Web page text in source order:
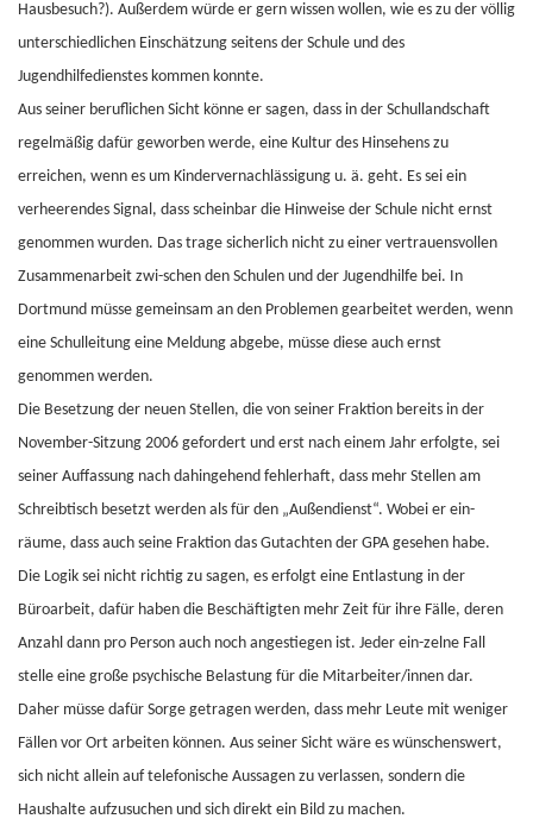
Hausbesuch?). Außerdem würde er gern wissen wollen, wie es zu der völlig
unterschiedlichen Einschätzung seitens der Schule und des
Jugendhilfedienstes kommen konnte.
Aus seiner beruflichen Sicht könne er sagen, dass in der Schullandschaft
regelmäßig dafür geworben werde, eine Kultur des Hinsehens zu
erreichen, wenn es um Kindervernachlässigung u. ä. geht. Es sei ein
verheerendes Signal, dass scheinbar die Hinweise der Schule nicht ernst
genommen wurden. Das trage sicherlich nicht zu einer vertrauensvollen
Zusammenarbeit zwi-schen den Schulen und der Jugendhilfe bei. In
Dortmund müsse gemeinsam an den Problemen gearbeitet werden, wenn
eine Schulleitung eine Meldung abgebe, müsse diese auch ernst
genommen werden.
Die Besetzung der neuen Stellen, die von seiner Fraktion bereits in der
November-Sitzung 2006 gefordert und erst nach einem Jahr erfolgte, sei
seiner Auffassung nach dahingehend fehlerhaft, dass mehr Stellen am
Schreibtisch besetzt werden als für den „Außendienst“. Wobei er ein-
räume, dass auch seine Fraktion das Gutachten der GPA gesehen habe.
Die Logik sei nicht richtig zu sagen, es erfolgt eine Entlastung in der
Büroarbeit, dafür haben die Beschäftigten mehr Zeit für ihre Fälle, deren
Anzahl dann pro Person auch noch angestiegen ist. Jeder ein-zelne Fall
stelle eine große psychische Belastung für die Mitarbeiter/innen dar.
Daher müsse dafür Sorge getragen werden, dass mehr Leute mit weniger
Fällen vor Ort arbeiten können. Aus seiner Sicht wäre es wünschenswert,
sich nicht allein auf telefonische Aussagen zu verlassen, sondern die
Haushalte aufzusuchen und sich direkt ein Bild zu machen.